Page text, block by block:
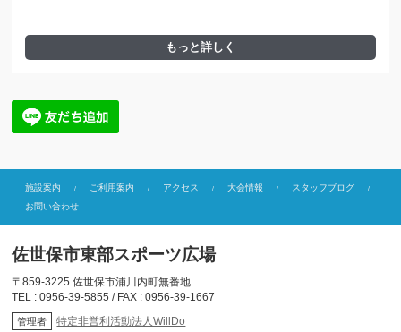
もっと詳しく
施設案内 ご利用案内 アクセス 大会情報
スタッフブログ
お問い合わせ
佐世保市東部スポーツ広場
〒859-3225 佐世保市浦川内町無番地
TEL : 0956-39-5855 / FAX : 0956-39-1667
管理者 特定非営利活動法人WillDo